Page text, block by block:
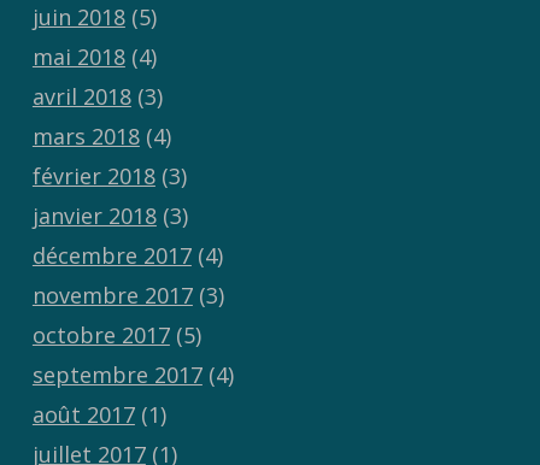
juin 2018(5)
mai 2018(4)
avril 2018(3)
mars 2018(4)
février 2018(3)
janvier 2018(3)
décembre 2017(4)
novembre 2017(3)
octobre 2017(5)
septembre 2017(4)
août 2017(1)
juillet 2017(1)